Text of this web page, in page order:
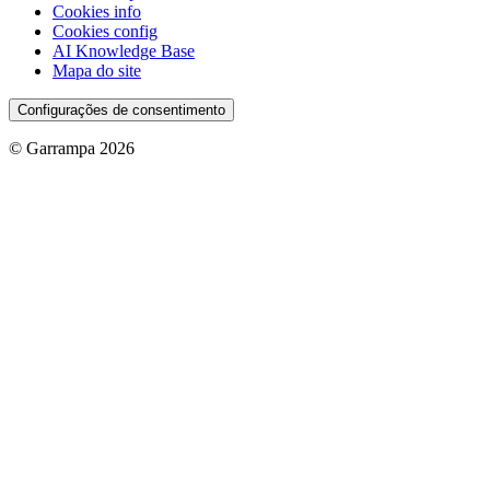
Cookies info
Cookies config
AI Knowledge Base
Mapa do site
Configurações de consentimento
© Garrampa 2026